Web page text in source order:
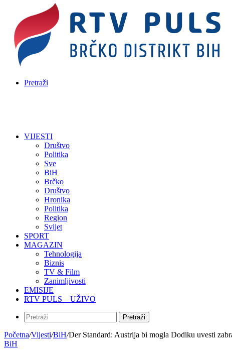
Pretraži
VIJESTI
Društvo
Politika
Sve
BiH
Brčko
Društvo
Hronika
Politika
Region
Svijet
SPORT
MAGAZIN
Tehnologija
Biznis
TV & Film
Zanimljivosti
EMISIJE
RTV PULS – UŽIVO
Pretraži
Početna/Vijesti/BiH/Der Standard: Austrija bi mogla Dodiku uvesti
BiH